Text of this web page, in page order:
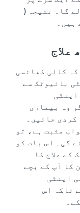
گا۔ نتیجہ (
علاج
کالی کھانسی
بائیوٹک سے
اینٹی
وہ بیماری
شروع کردی جائیں۔
مثبت ہے، تو
گی۔ اس بات کو
علاج کا
کا آپ کے بچے
اینٹی
تاکہ اس